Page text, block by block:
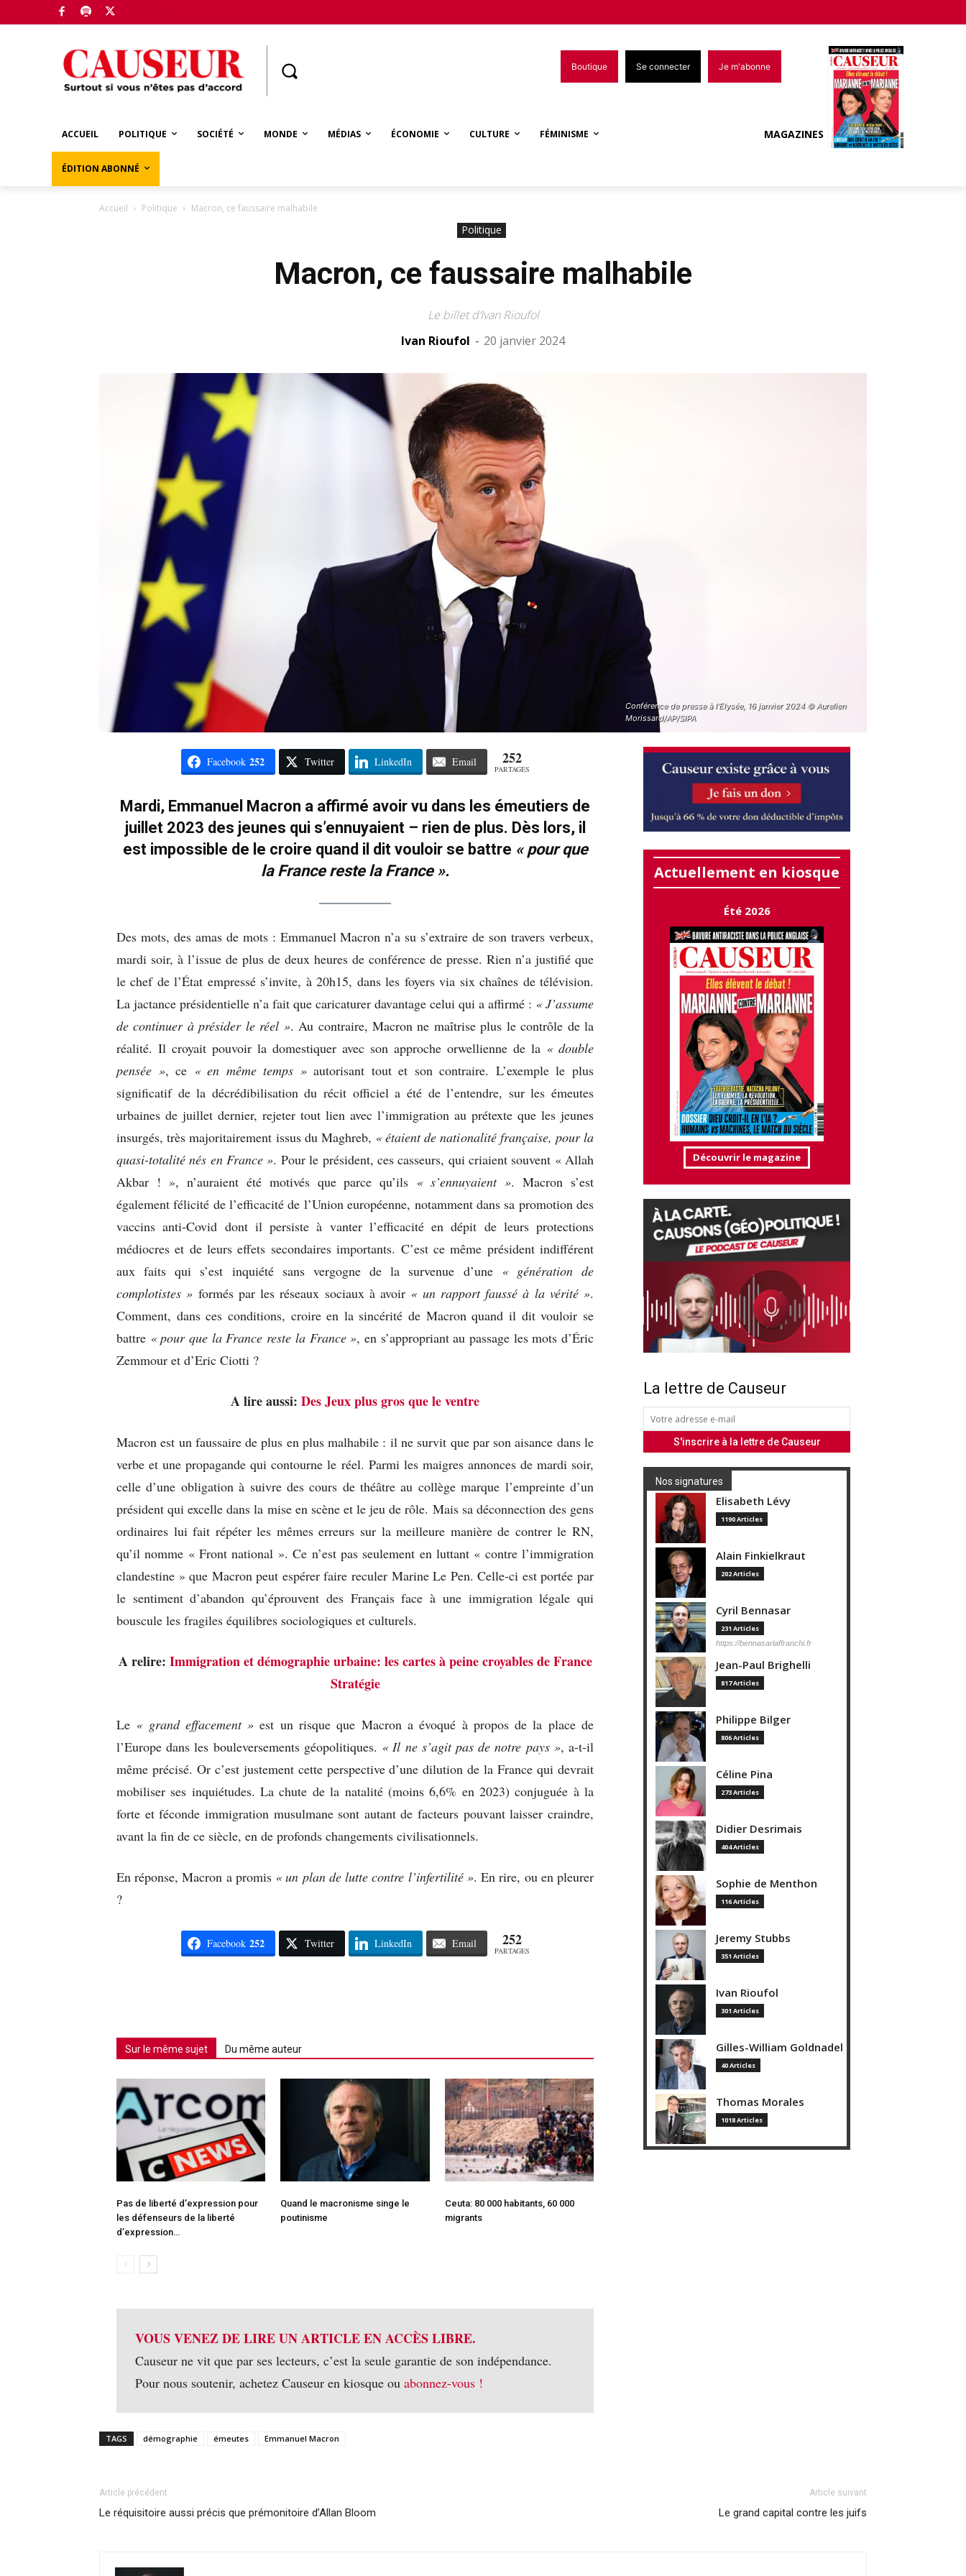
Boutique Se connecter Je m'abonne
ACCUEIL POLITIQUE SOCIÉTÉ MONDE MÉDIAS ÉCONOMIE CULTURE FÉMINISME
ÉDITION ABONNÉ
MAGAZINES
Accueil Politique Macron, ce faussaire malhabile
Politique
Macron, ce faussaire malhabile
Le billet d’Ivan Rioufol
Ivan Rioufol - 20 janvier 2024
Conférence de presse à l'Elysée, 16 janvier 2024 © Aurelien
Morissard/AP/SIPA
Facebook 252 Twitter LinkedIn Email 252
PARTAGES
Mardi, Emmanuel Macron a affirmé avoir vu dans les émeutiers de
juillet 2023 des jeunes qui s’ennuyaient – rien de plus. Dès lors, il
est impossible de le croire quand il dit vouloir se battre « pour que
la France reste la France ».
Des mots, des amas de mots : Emmanuel Macron n’a su s’extraire de son travers verbeux,
mardi soir, à l’issue de plus de deux heures de conférence de presse. Rien n’a justifié que
le chef de l’État empressé s’invite, à 20h15, dans les foyers via six chaînes de télévision.
La jactance présidentielle n’a fait que caricaturer davantage celui qui a affirmé : « J’assume
de continuer à présider le réel ». Au contraire, Macron ne maîtrise plus le contrôle de la
réalité. Il croyait pouvoir la domestiquer avec son approche orwellienne de la « double
pensée », ce « en même temps »autorisant tout et son contraire. L’exemple le plus
significatif de la décrédibilisation du récit officiel a été de l’entendre, sur les émeutes
urbaines de juillet dernier, rejeter tout lien avec l’immigration au prétexte que les jeunes
insurgés, très majoritairement issus du Maghreb, « étaient de nationalité française, pour la
quasi-totalité nés en France ». Pour le président, ces casseurs, qui criaient souvent « Allah
Akbar ! », n’auraient été motivés que parce qu’ils « s’ennuyaient ». Macron s’est
également félicité de l’efficacité de l’Union européenne, notamment dans sa promotion des
vaccins anti-Covid dont il persiste à vanter l’efficacité en dépit de leurs protections
médiocres et de leurs effets secondaires importants. C’est ce même président indifférent
aux faits qui s’est inquiété sans vergogne de la survenue d’une « génération de
complotistes » formés par les réseaux sociaux à avoir « un rapport faussé à la vérité ».
Comment, dans ces conditions, croire en la sincérité de Macron quand il dit vouloir se
battre « pour que la France reste la France », en s’appropriant au passage les mots d’Éric
Zemmour et d’Eric Ciotti ?
A lire aussi: Des Jeux plus gros que le ventre
Macron est un faussaire de plus en plus malhabile : il ne survit que par son aisance dans le
verbe et une propagande qui contourne le réel. Parmi les maigres annonces de mardi soir,
celle d’une obligation à suivre des cours de théâtre au collège marque l’empreinte d’un
président qui excelle dans la mise en scène et le jeu de rôle. Mais sa déconnection des gens
ordinaires lui fait répéter les mêmes erreurs sur la meilleure manière de contrer le RN,
qu’il nomme « Front national ». Ce n’est pas seulement en luttant « contre l’immigration
clandestine » que Macron peut espérer faire reculer Marine Le Pen. Celle-ci est portée par
le sentiment d’abandon qu’éprouvent des Français face à une immigration légale qui
bouscule les fragiles équilibres sociologiques et culturels.
A relire: Immigration et démographie urbaine: les cartes à peine croyables de France
Stratégie
Le « grand effacement »est un risque que Macron a évoqué à propos de la place de
l’Europe dans les bouleversements géopolitiques. « Il ne s’agit pas de notre pays », a-t-il
même précisé. Or c’est justement cette perspective d’une dilution de la France qui devrait
mobiliser ses inquiétudes. La chute de la natalité (moins 6,6% en 2023) conjuguée à la
forte et féconde immigration musulmane sont autant de facteurs pouvant laisser craindre,
avant la fin de ce siècle, en de profonds changements civilisationnels.
En réponse, Macron a promis « un plan de lutte contre l’infertilité ». En rire, ou en pleurer
?
Facebook 252 Twitter LinkedIn Email 252
PARTAGES
Sur le même sujet Du même auteur
Pas de liberté d’expression pour
les défenseurs de la liberté
d’expression…
Quand le macronisme singe le
poutinisme
Ceuta: 80 000 habitants, 60 000
migrants
VOUS VENEZ DE LIRE UN ARTICLE EN ACCÈS LIBRE.
Causeur ne vit que par ses lecteurs, c’est la seule garantie de son indépendance.
Pour nous soutenir, achetez Causeur en kiosque ou abonnez-vous !
Actuellement en kiosque
Été 2026
Découvrir le magazine
La lettre de Causeur
Nos signatures
Elisabeth Lévy
1190 Articles
Alain Finkielkraut
202 Articles
Cyril Bennasar
231 Articles
https://bennasarlaffranchi.fr
Jean-Paul Brighelli
817 Articles
Philippe Bilger
806 Articles
Céline Pina
273 Articles
Didier Desrimais
404 Articles
Sophie de Menthon
116 Articles
Jeremy Stubbs
351 Articles
Ivan Rioufol
301 Articles
Gilles-William Goldnadel
40 Articles
Thomas Morales
1018 Articles
TAGS démographie émeutes Emmanuel Macron
Article précédent
Le réquisitoire aussi précis que prémonitoire d’Allan Bloom
Article suivant
Le grand capital contre les juifs